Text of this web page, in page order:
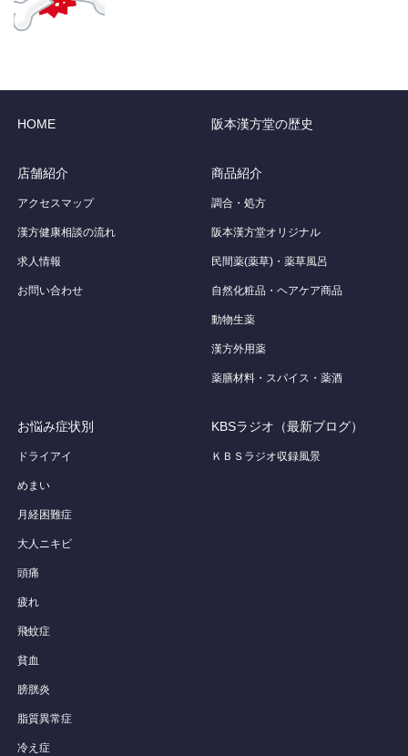
HOME 阪本漢方堂の歴史
店舗紹介
アクセスマップ
漢方健康相談の流れ
求人情報
お問い合わせ
商品紹介
調合・処方
阪本漢方堂オリジナル
民間薬(薬草)・薬草風呂
自然化粧品・ヘアケア商品
動物生薬
漢方外用薬
薬膳材料・スパイス・薬酒
お悩み症状別
ドライアイ
めまい
月経困難症
大人ニキビ
頭痛
疲れ
飛蚊症
貧血
膀胱炎
脂質異常症
冷え症
KBSラジオ（最新ブログ）
ＫＢＳラジオ収録風景